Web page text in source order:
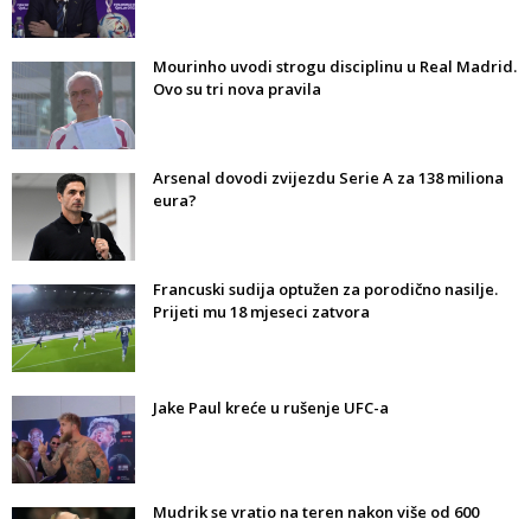
Mourinho uvodi strogu disciplinu u Real Madrid.
Ovo su tri nova pravila
Arsenal dovodi zvijezdu Serie A za 138 miliona
eura?
Francuski sudija optužen za porodično nasilje.
Prijeti mu 18 mjeseci zatvora
Jake Paul kreće u rušenje UFC-a
Mudrik se vratio na teren nakon više od 600